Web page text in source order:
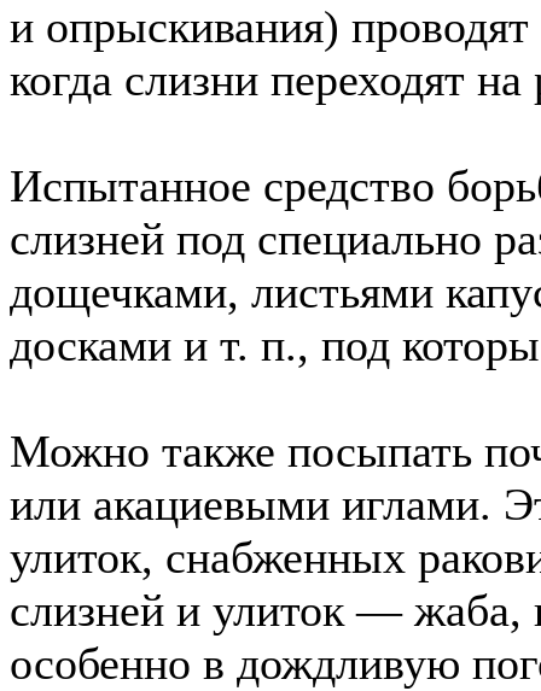
и опрыскивания)
когда слизни переходят на
Испытанное средство
слизней под специально
дощечками, листьями
досками и т. п., под
Можно также посыпать
или акациевыми иглами.
улиток, снабженных
слизней и улиток — жаба,
особенно в дождливую